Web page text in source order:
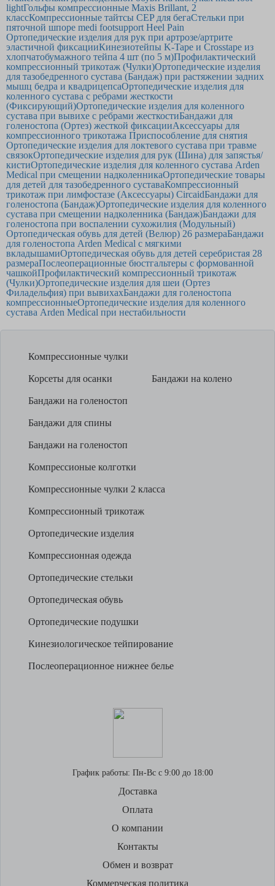
lightГольфы компрессионные Maxis Brillant, 2
классКомпрессионные тайтсы CEP для бегаСтельки при
пяточной шпоре medi footsupport Heel Pain
Ортопедические изделия для рук при артрозе/артрите
эластичной фиксацииКинезиотейпы K-Tape и Crosstape из
хлопчатобумажного тейпа 4 шт (по 5 м)Профилактический
компрессионный трикотаж (Чулки)Ортопедические изделия
для тазобедренного сустава (Бандаж) при растяжении задних
мышц бедра и квадрицепсаОртопедические изделия для
коленного сустава с ребрами жесткости
(Фиксирующий)Ортопедические изделия для коленного
сустава при вывихе с ребрами жесткостиБандажи для
голеностопа (Ортез) жесткой фиксацииАксессуары для
компрессионного трикотажа Приспособление для снятия
Ортопедические изделия для локтевого сустава при травме
связокОртопедические изделия для рук (Шина) для запястья/
кистиОртопедические изделия для коленного сустава Arden
Medical при смещении надколенникаОртопедические товары
для детей для тазобедренного суставаКомпрессионный
трикотаж при лимфостазе (Аксессуары) CircaidБандажи для
голеностопа (Бандаж)Ортопедические изделия для коленного
сустава при смещении надколенника (Бандаж)Бандажи для
голеностопа при воспалении сухожилия (Модульный)
Ортопедическая обувь для детей (Велюр) 26 размераБандажи
для голеностопа Arden Medical с мягкими
вкладышамиОртопедическая обувь для детей серебристая 28
размераПослеоперационные бюстгальтеры с формованной
чашкойПрофилактический компрессионный трикотаж
(Чулки)Ортопедические изделия для шеи (Ортез
Филадельфия) при вывихахБандажи для голеностопа
компрессионныеОртопедические изделия для коленного
сустава Arden Medical при нестабильности
Компрессионные чулки
Корсеты для осанки Бандажи на колено
Бандажи на голеностоп
Бандажи для спины
Бандажи на голеностоп
Компрессионые колготки
Компрессионные чулки 2 класса
Компрессионный трикотаж
Ортопедические изделия
Компрессионная одежда
Ортопедические стельки
Ортопедическая обувь
Ортопедические подушки
Кинезиологическое тейпирование
Послеоперационное нижнее белье
График работы: Пн-Вс с 9:00 до 18:00
Доставка
Оплата
О компании
Контакты
Обмен и возврат
Коммерческая политика